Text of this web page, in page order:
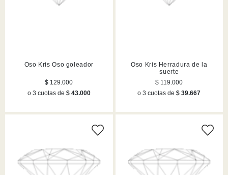
Oso Kris Oso goleador
$ 129.000
o 3 cuotas de $ 43.000
Oso Kris Herradura de la
suerte
$ 119.000
o 3 cuotas de$ 39.667